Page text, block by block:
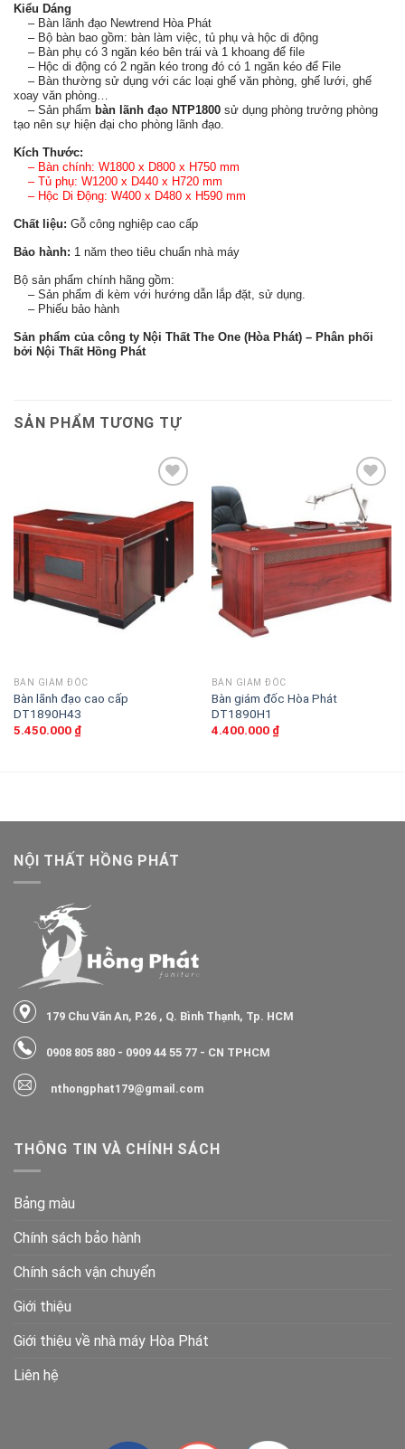
Kiểu Dáng
– Bàn lãnh đạo Newtrend Hòa Phát
– Bộ bàn bao gồm: bàn làm việc, tủ phụ và hộc di động
– Bàn phụ có 3 ngăn kéo bên trái và 1 khoang để file
– Hộc di động có 2 ngăn kéo trong đó có 1 ngăn kéo để File
– Bàn thường sử dụng với các loại ghế văn phòng, ghế lưới, ghế
xoay văn phòng…
– Sản phẩm bàn lãnh đạo NTP1800 sử dụng phòng trưởng phòng
tạo nên sự hiện đại cho phòng lãnh đạo.
Kích Thước:
– Bàn chính: W1800 x D800 x H750 mm
– Tủ phụ: W1200 x D440 x H720 mm
– Hộc Di Động: W400 x D480 x H590 mm
Chất liệu: Gỗ công nghiệp cao cấp
Bảo hành: 1 năm theo tiêu chuẩn nhà máy
Bộ sản phẩm chính hãng gồm:
– Sản phẩm đi kèm với hướng dẫn lắp đặt, sử dụng.
– Phiếu bảo hành
Sản phẩm của công ty Nội Thất The One (Hòa Phát) – Phân phối
bởi Nội Thất Hồng Phát
SẢN PHẨM TƯƠNG TỰ
Thêm
vào
sản
phẩm
yêu
BÀN GIÁM ĐỐC
Bàn lãnh đạo cao cấp
DT1890H43
5.450.000 ₫
Thêm
vào
sản
phẩm
yêu
thích
BÀN GIÁM ĐỐC
Bàn giám đốc Hòa Phát
DT1890H1
4.400.000 ₫
NỘI THẤT HỒNG PHÁT
179 Chu Văn An, P.26 , Q. Bình Thạnh, Tp. HCM
0908 805 880 - 0909 44 55 77 - CN TPHCM
nthongphat179@gmail.com
THÔNG TIN VÀ CHÍNH SÁCH
Bảng màu
Chính sách bảo hành
Chính sách vận chuyển
Giới thiệu
Giới thiệu về nhà máy Hòa Phát
Liên hệ